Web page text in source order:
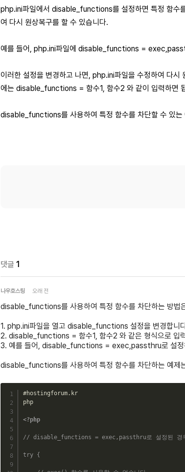
php.ini파일에서 disable_functions를 설정하면 특정 함수
여 다시 원상복구를 할 수 있습니다.
예를 들어, php.ini파일에 disable_functions =
이러한 설정을 변경하고 나면, php.ini파일을 수정하여 다
에는 disable_functions = 함수1, 함수2 와 같이 입력하면
disable_functions를 사용하여 특정 함수를 차단할 수 있는
댓글 1
나우호스팅 오래 전
disable_functions를 사용하여 특정 함수를 차단하는 방법
1. php.ini파일을 열고 disable_functions 설정을 변경합니
2. disable_functions = 함수1, 함수2 와 같은 형식으로 입
3. 예를 들어, disable_functions = exec,passthru로 설
disable_functions를 사용하여 특정 함수를 차단하는 예제
#hostingforum.kr
php
<?php
// disable_functions = exec,passthru로 설정된 경
try {